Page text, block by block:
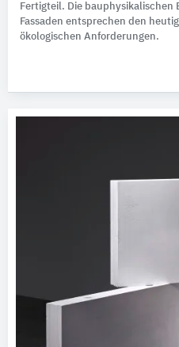
Fertigteil. Die bauphysikalischen
Fassaden entsprechen den
ökologischen Anforderungen.